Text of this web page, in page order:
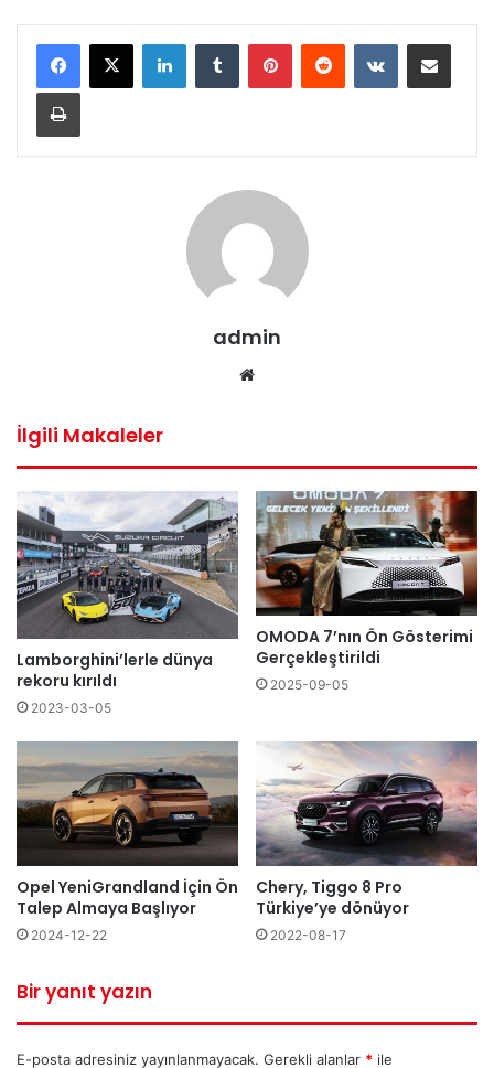
admin
İlgili Makaleler
Lamborghini’lerle dünya
rekoru kırıldı
2023-03-05
OMODA 7’nın Ön Gösterimi
Gerçekleştirildi
2025-09-05
Opel YeniGrandland İçin Ön
Talep Almaya Başlıyor
2024-12-22
Chery, Tiggo 8 Pro
Türkiye’ye dönüyor
2022-08-17
Bir yanıt yazın
E-posta adresiniz yayınlanmayacak. Gerekli alanlar * ile